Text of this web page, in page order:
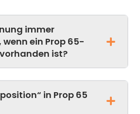
immer
ein Prop 65-
ist?
in Prop 65